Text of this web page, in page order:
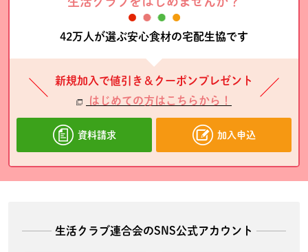
42万人が選ぶ安心食材の宅配生協です
新規加入で値引き＆クーポンプレゼント
はじめての方はこちらから！
資料請求 加入申込
生活クラブ連合会のSNS公式アカウント